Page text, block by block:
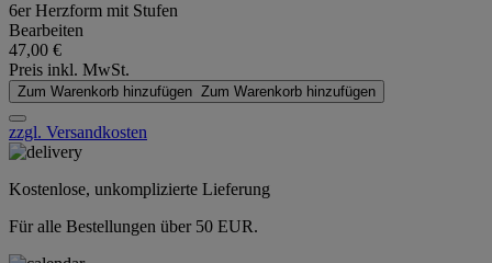
6er Herzform mit Stufen
Bearbeiten
47,00 €
Preis inkl. MwSt.
Zum Warenkorb hinzufügen Zum Warenkorb hinzufügen
zzgl. Versandkosten
Kostenlose, unkomplizierte Lieferung
Für alle Bestellungen über 50 EUR.